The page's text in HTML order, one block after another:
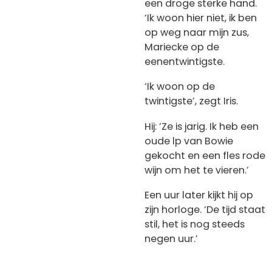
een droge sterke hand.
‘Ik woon hier niet, ik ben
op weg naar mijn zus,
Mariecke op de
eenentwintigste.
‘Ik woon op de
twintigste’, zegt Iris.
Hij: ‘Ze is jarig. Ik heb een
oude lp van Bowie
gekocht en een fles rode
wijn om het te vieren.’
Een uur later kijkt hij op
zijn horloge. ‘De tijd staat
stil, het is nog steeds
negen uur.’